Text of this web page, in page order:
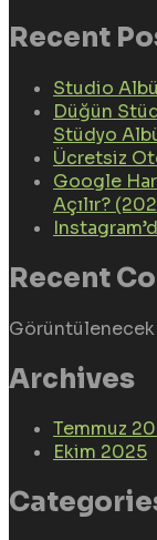
Recent
Studio
Düğün
Stüdyo
Ücretsiz
Google
Açılır?
Recent
Archives
Temmuz
Ekim 2025